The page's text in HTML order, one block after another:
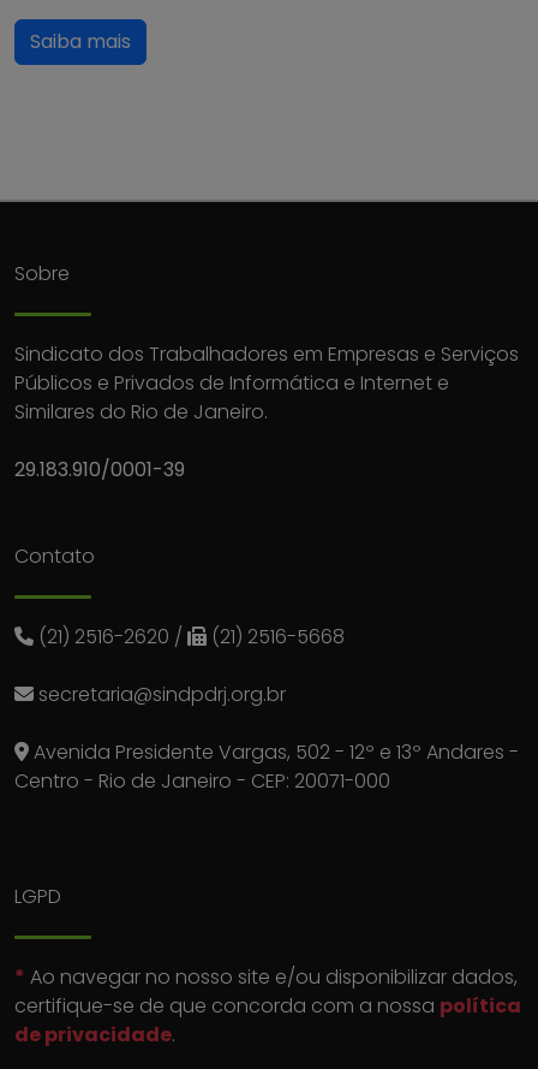
Saiba mais
Sobre
Sindicato dos Trabalhadores em Empresas e Serviços
Públicos e Privados de Informática e Internet e
Similares do Rio de Janeiro.
29.183.910/0001-39
Contato
(21) 2516-2620 / (21) 2516-5668
secretaria@sindpdrj.org.br
Avenida Presidente Vargas, 502 - 12º e 13º Andares -
Centro - Rio de Janeiro - CEP: 20071-000
LGPD
* Ao navegar no nosso site e/ou disponibilizar dados,
certifique-se de que concorda com a nossa política
de privacidade.